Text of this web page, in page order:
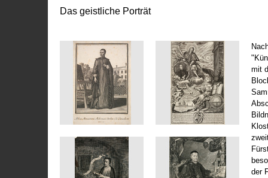
Das geistliche Porträt
mit
der